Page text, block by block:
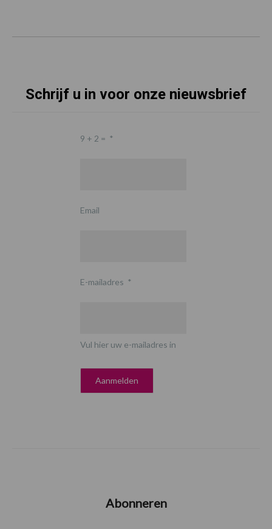
Schrijf u in voor onze nieuwsbrief
9 + 2 = *
Email
E-mailadres *
Vul hier uw e-mailadres in
Abonneren